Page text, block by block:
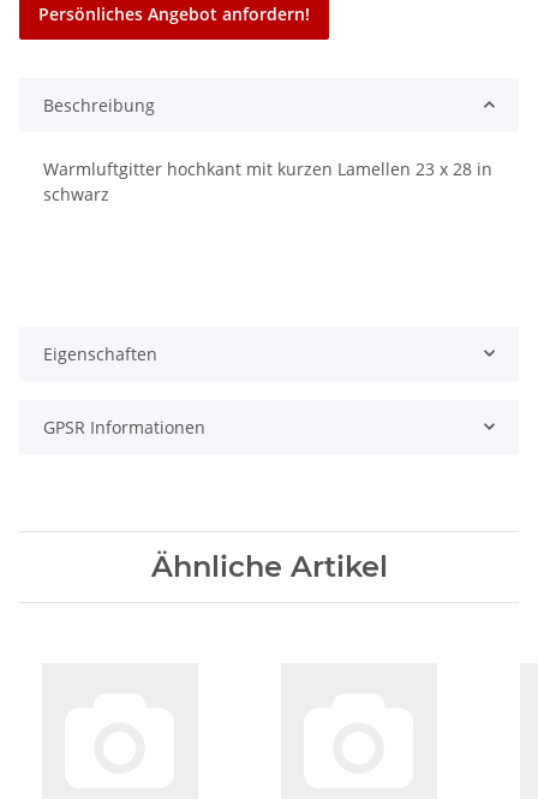
Persönliches Angebot anfordern!
Beschreibung
Warmluftgitter hochkant mit kurzen Lamellen 23 x 28 in
schwarz
Eigenschaften
GPSR Informationen
Ähnliche Artikel